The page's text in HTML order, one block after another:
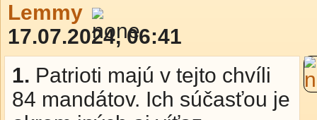
Lemmy
17.07.2024, 06:41
1. Patrioti majú v tejto chvíli
84 mandátov. Ich súčasťou je